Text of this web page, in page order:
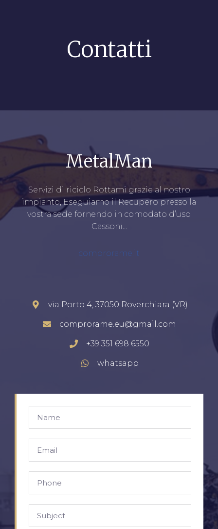
Contatti
MetalMan
Servizi di riciclo Rottami grazie al nostro
impianto, Eseguiamo il Recupero presso la
vostra sede fornendo in comodato d’uso
Cassoni…
comprorame.it
via Porto 4, 37050 Roverchiara (VR)
comprorame.eu@gmail.com
+39 351 698 6550
whatsapp